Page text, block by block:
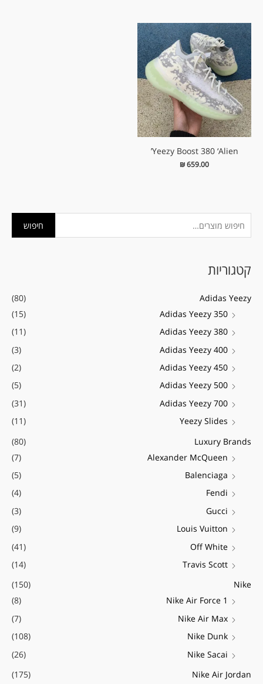
י
ו
ע
חיפוש
קטגוריות
Adidas Yeezy
(80)
Adidas Yeezy 350
(15)
Adidas Yeezy 380
(11)
Adidas Yeezy 400
(3)
Adidas Yeezy 450
(2)
Adidas Yeezy 500
(5)
Adidas Yeezy 700
(31)
Yeezy Slides
(11)
Luxury Brands
(80)
Alexander McQueen
(7)
Balenciaga
(5)
Fendi
(4)
Gucci
(3)
Louis Vuitton
(9)
Off White
(41)
Travis Scott
(14)
Nike
(150)
Nike Air Force 1
(8)
Nike Air Max
(7)
Nike Dunk
(108)
Nike Sacai
(26)
Nike Air Jordan
(175)
ח
י
נ
י
מ
ל
י
ח
ק
ס
י
מ
ל
י
Yeezy Boost 380 ‘Alien’
₪659.00